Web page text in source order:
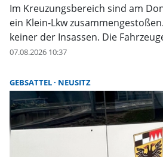
Im Kreuzungsbereich sind am
ein Klein-Lkw
keiner der Insassen. Die
07.08.2026 10:37
GEBSATTEL NEUSITZ